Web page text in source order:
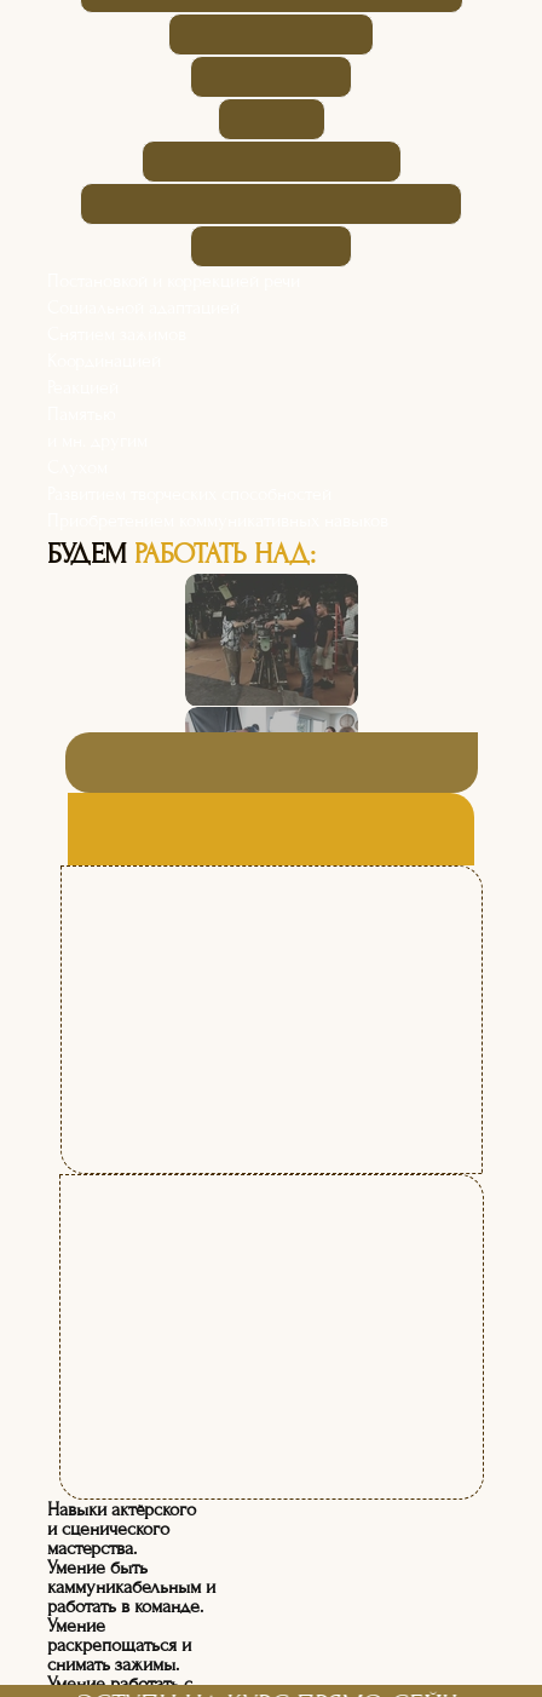
БУДЕМ РАБОТАТЬ НАД:
Навыки актёрского
и сценического
мастерства.
Умение быть
каммуникабельным и
работать в команде.
Умение
раскрепощаться и
снимать зажимы.
Умение работать с